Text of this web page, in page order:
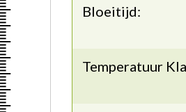
Bloeitijd:
Temperatuur